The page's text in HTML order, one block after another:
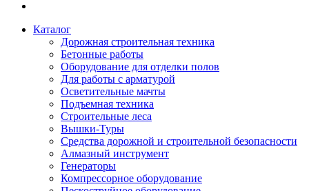
Каталог
Дорожная строительная техника
Бетонные работы
Оборудование для отделки полов
Для работы с арматурой
Осветительные мачты
Подъемная техника
Строительные леса
Вышки-Туры
Средства дорожной и строительной безопасности
Алмазный инструмент
Генераторы
Компрессорное оборудование